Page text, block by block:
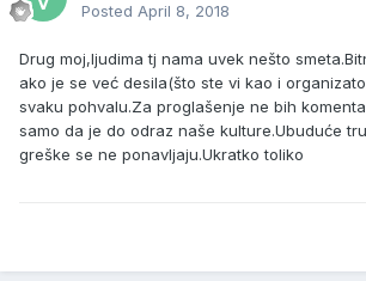
Posted April 8, 2018
Drug moj,ljudima tj nama uvek nešto
ako je se već desila(što ste vi kao i
svaku pohvalu.Za proglašenje ne bih
samo da je do odraz naše kulture.Ubuduće
greške se ne ponavljaju.Ukratko toliko